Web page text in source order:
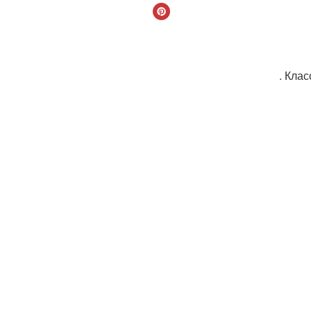
.